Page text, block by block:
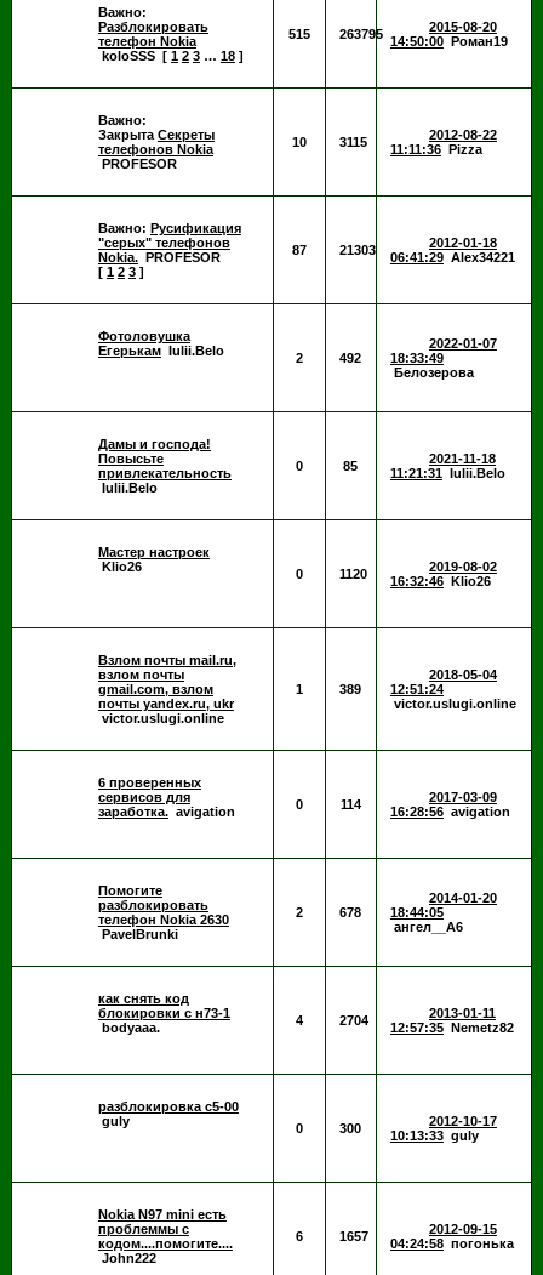
Важно:
Разблокировать
телефон Nokia
koloSSS
[ 1 2 3 … 18 ]
515 263795
2015-08-20
14:50:00
Роман19
Важно:
Закрыта Секреты
телефонов Nokia
PROFESOR
10 3115
2012-08-22
11:11:36
Pizza
Важно: Русификация
"серых" телефонов
Nokia.
PROFESOR
[ 1 2 3 ]
87 21303
2012-01-18
06:41:29 Alex34221
Фотоловушка
Егерькам
Iulii.Belo 2 492
2022-01-07
18:33:49
Белозерова
Дамы и господа!
Повысьте
привлекательность
Iulii.Belo
0 85
2021-11-18
11:21:31
Iulii.Belo
Мастер настроек
Klio26
0 1120
2019-08-02
16:32:46
Klio26
Взлом почты mail.ru,
взлом почты
gmail.com, взлом
почты yandex.ru, ukr
victor.uslugi.online
1 389
2018-05-04
12:51:24
victor.uslugi.online
6 проверенных
сервисов для
заработка. avigation 0 114
2017-03-09
16:28:56 avigation
Помогите
разблокировать
телефон Nokia 2630
PavelBrunki
2 678
2014-01-20
18:44:05
ангел__А6
как снять код
блокировки с н73-1
bodyaaa.
4 2704
2013-01-11
12:57:35
Nemetz82
разблокировка c5-00
guly
0 300
2012-10-17
10:13:33 guly
Nokia N97 mini есть
проблеммы с
кодом....помогите....
John222
6 1657
2012-09-15
04:24:58 погонька